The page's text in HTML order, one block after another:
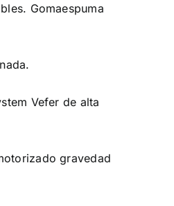
Gomaespuma
Vefer de alta
gravedad